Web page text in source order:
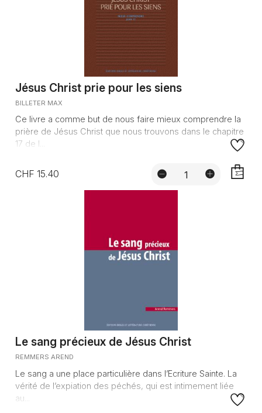
Jésus Christ prie pour les siens
BILLETER MAX
Ce livre a comme but de nous faire mieux comprendre la
prière de Jésus Christ que nous trouvons dans le chapitre
17 de l...
CHF 15.40
Le sang précieux de Jésus Christ
REMMERS AREND
Le sang a une place particulière dans l’Ecriture Sainte. La
vérité de l’expiation des péchés, qui est intimement liée
au...